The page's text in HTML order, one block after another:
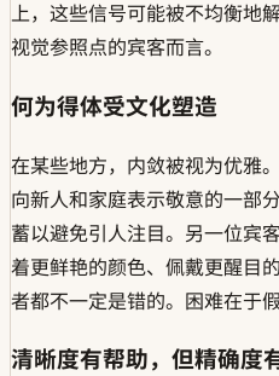
上，这些信号可能被不均衡地
视觉参照点的宾客而言。
何为得体受文化塑造
在某些地方，内敛被视为优雅
向新人和家庭表示敬意的一部
蓄以避免引人注目。另一位宾
着更鲜艳的颜色、佩戴更醒目
者都不一定是错的。困难在于
清晰度有帮助，但精确度